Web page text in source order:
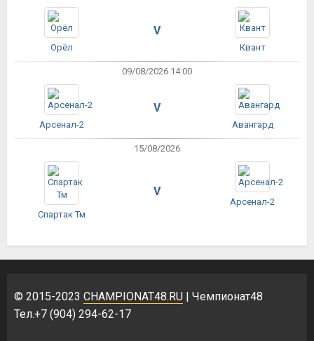
Орёл
V
Квант
09/08/2026 14:00
Арсенал-2
V
Авангард
15/08/2026
Спартак Тм
V
Арсенал-2
© 2015-2023 CHAMPIONAT48.RU | Чемпионат48
Тел.+7 (904) 294-62-17